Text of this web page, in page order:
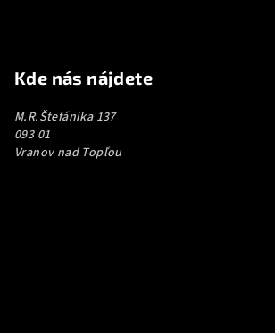
Kde nás nájdete
M.R.Štefánika 137
093 01
Vranov nad Topľou